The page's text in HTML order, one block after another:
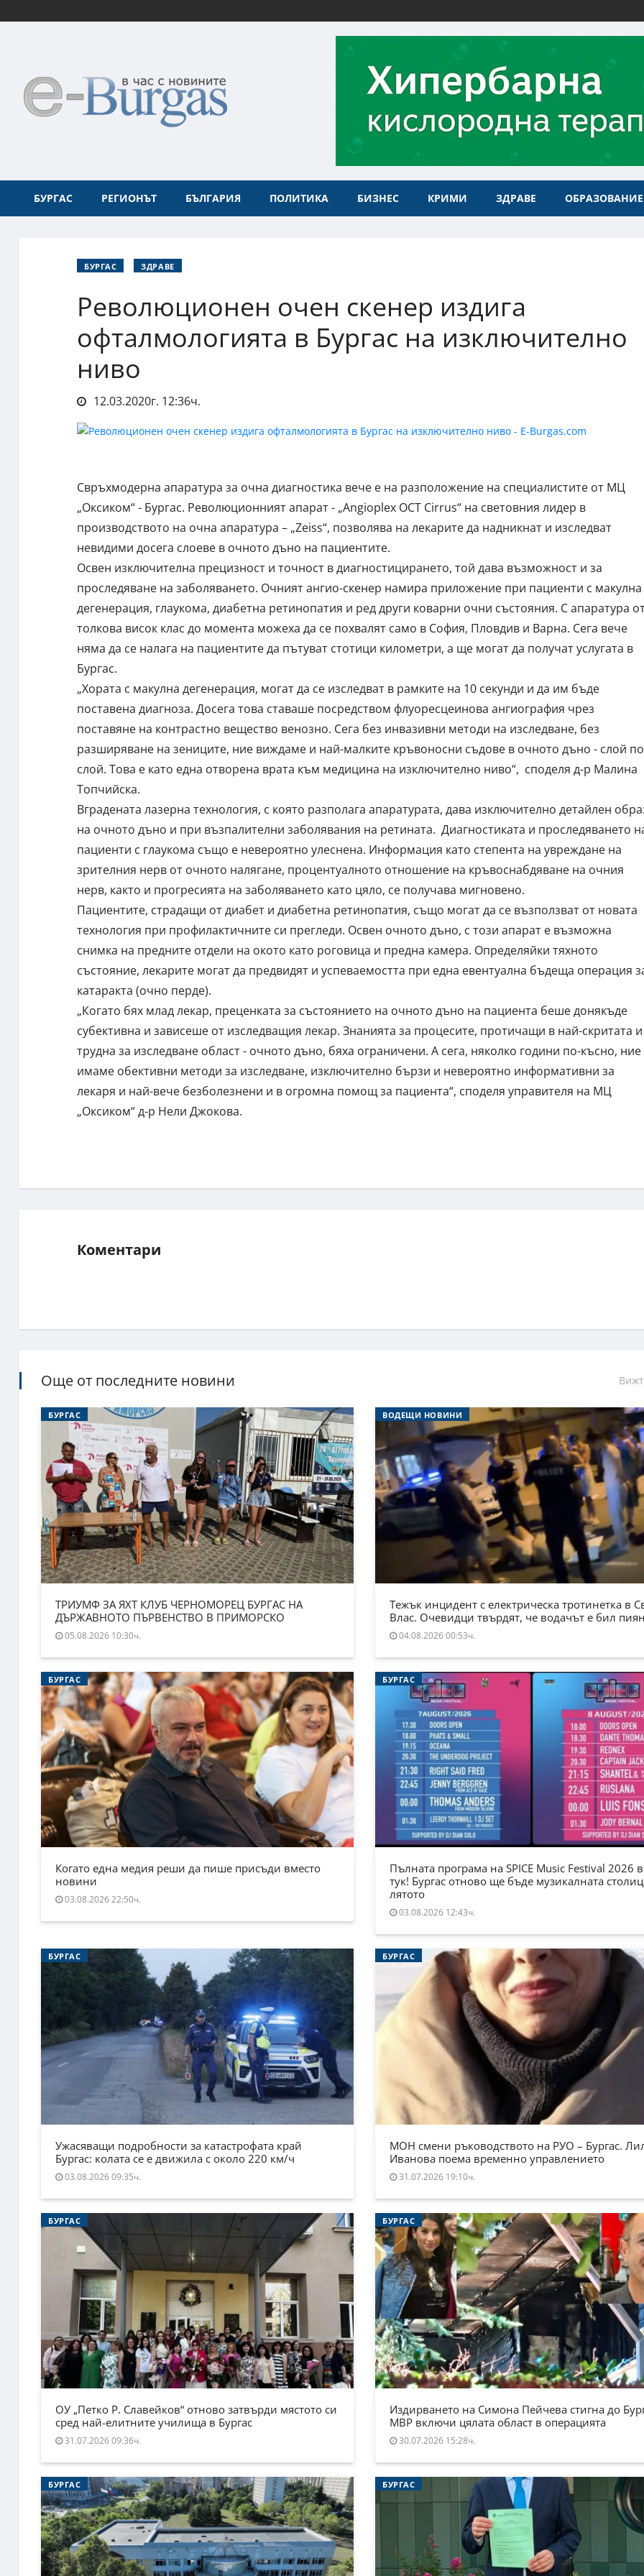
БУРГАС РЕГИОНЪТ БЪЛГАРИЯ ПОЛИТИКА БИЗНЕС КРИМИ ЗДРАВЕ ОБРАЗОВАНИЕ
БУРГАС ЗДРАВЕ
Революционен очен скенер издига
офталмологията в Бургас на изключително
ниво
12.03.2020г. 12:36ч.
Свръхмодерна апаратура за очна диагностика вече е на разположение на специалистите от МЦ
„Оксиком“ - Бургас. Революционният апарат - „Angioplex OCT Cirrus“ на световния лидер в
производството на очна апаратура – „Zeiss“, позволява на лекарите да надникнат и изследват
невидими досега слоеве в очното дъно на пациентите.
Освен изключителна прецизност и точност в диагностицирането, той дава възможност и за
проследяване на заболяването. Очният ангио-скенер намира приложение при пациенти с макулна
дегенерация, глаукома, диабетна ретинопатия и ред други коварни очни състояния. С апаратура
толкова висок клас до момента можеха да се похвалят само в София, Пловдив и Варна. Сега вече
няма да се налага на пациентите да пътуват стотици километри, а ще могат да получат услугата в
Бургас.
„Хората с макулна дегенерация, могат да се изследват в рамките на 10 секунди и да им бъде
поставена диагноза. Досега това ставаше посредством флуоресцеинова ангиография чрез
поставяне на контрастно вещество венозно. Сега без инвазивни методи на изследване, без
разширяване на зениците, ние виждаме и най-малките кръвоносни съдове в очното дъно - слой по
слой. Това е като една отворена врата към медицина на изключително ниво“, споделя д-р Малина
Топчийска.
Вградената лазерна технология, с която разполага апаратурата, дава изключително детайлен
на очното дъно и при възпалителни заболявания на ретината. Диагностиката и проследяването
пациенти с глаукома също е невероятно улеснена. Информация като степента на увреждане на
зрителния нерв от очното налягане, процентуалното отношение на кръвоснабдяване на очния
нерв, както и прогресията на заболяването като цяло, се получава мигновено.
Пациентите, страдащи от диабет и диабетна ретинопатия, също могат да се възползват от новата
технология при профилактичните си прегледи. Освен очното дъно, с този апарат е възможна
снимка на предните отдели на окото като роговица и предна камера. Определяйки тяхното
състояние, лекарите могат да предвидят и успеваемостта при една евентуална бъдеща операция
катаракта (очно перде).
„Когато бях млад лекар, преценката за състоянието на очното дъно на пациента беше донякъде
субективна и зависеше от изследващия лекар. Знанията за процесите, протичащи в най-скритата и
трудна за изследване област - очното дъно, бяха ограничени. А сега, няколко години по-късно, ние
имаме обективни методи за изследване, изключително бързи и невероятно информативни за
лекаря и най-вече безболезнени и в огромна помощ за пациента“, споделя управителя на МЦ
„Оксиком“ д-р Нели Джокова.
Коментари
Още от последните новини
БУРГАС
ТРИУМФ ЗА ЯХТ КЛУБ ЧЕРНОМОРЕЦ БУРГАС НА
ДЪРЖАВНОТО ПЪРВЕНСТВО В ПРИМОРСКО
05.08.2026 10:30ч.
ВОДЕЩИ НОВИНИ
Тежък инцидент с електрическа тротинетка в
Влас. Очевидци твърдят, че водачът е бил
04.08.2026 00:53ч.
БУРГАС
Когато една медия реши да пише присъди вместо
новини
03.08.2026 22:50ч.
БУРГАС
Пълната програма на SPICE Music Festival 2026
тук! Бургас отново ще бъде музикалната
лятото
03.08.2026 12:43ч.
БУРГАС
Ужасяващи подробности за катастрофата край
Бургас: колата се е движила с около 220 км/ч
03.08.2026 09:35ч.
БУРГАС
МОН смени ръководството на РУО – Бургас.
Иванова поема временно управлението
31.07.2026 19:10ч.
БУРГАС
ОУ „Петко Р. Славейков“ отново затвърди мястото си
сред най-елитните училища в Бургас
31.07.2026 09:36ч.
БУРГАС
Издирването на Симона Пейчева стигна до
МВР включи цялата област в операцията
30.07.2026 15:28ч.
БУРГАС БУРГАС